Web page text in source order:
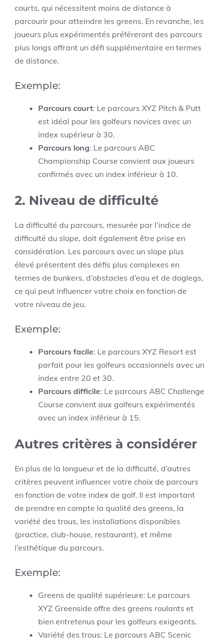
courts, qui nécessitent moins de distance à
parcourir pour atteindre les greens. En revanche, les
joueurs plus expérimentés préféreront des parcours
plus longs offrant un défi supplémentaire en termes
de distance.
Exemple:
Parcours court: Le parcours XYZ Pitch & Putt
est idéal pour les golfeurs novices avec un
index supérieur à 30.
Parcours long: Le parcours ABC
Championship Course convient aux joueurs
confirmés avec un index inférieur à 10.
2. Niveau de difficulté
La difficulté du parcours, mesurée par l’indice de
difficulté du slope, doit également être prise en
considération. Les parcours avec un slope plus
élevé présentent des défis plus complexes en
termes de bunkers, d’obstacles d’eau et de doglegs,
ce qui peut influencer votre choix en fonction de
votre niveau de jeu.
Exemple:
Parcours facile: Le parcours XYZ Resort est
parfait pour les golfeurs occasionnels avec un
index entre 20 et 30.
Parcours difficile: Le parcours ABC Challenge
Course convient aux golfeurs expérimentés
avec un index inférieur à 15.
Autres critères à considérer
En plus de la longueur et de la difficulté, d’autres
critères peuvent influencer votre choix de parcours
en fonction de votre index de golf. Il est important
de prendre en compte la qualité des greens, la
variété des trous, les installations disponibles
(practice, club-house, restaurant), et même
l’esthétique du parcours.
Exemple:
Greens de qualité supérieure: Le parcours
XYZ Greenside offre des greens roulants et
bien entretenus pour les golfeurs exigeants.
Variété des trous: Le parcours ABC Scenic